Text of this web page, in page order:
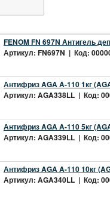
FENOM FN 697N Антигель
Артикул: FN697N | Код:
Антифриз AGA A-110 1кг
Артикул: AGA338LL | Код:
Антифриз AGA A-110 5кг
Артикул: AGA339LL | Код:
Антифриз AGA A-110 10кг
Артикул: AGA340LL | Код: